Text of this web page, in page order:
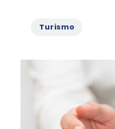
Categories
Turismo